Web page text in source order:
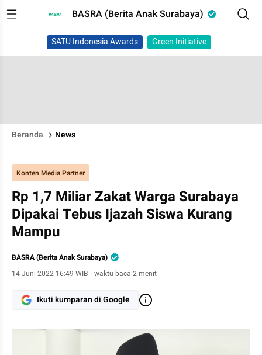
BASRA (Berita Anak Surabaya)
SATU Indonesia Awards Green Initiative
Beranda News
Konten Media Partner
Rp 1,7 Miliar Zakat Warga Surabaya
Dipakai Tebus Ijazah Siswa Kurang
Mampu
BASRA (Berita Anak Surabaya)
14 Juni 2022 16:49 WIB · waktu baca 2 menit
Ikuti kumparan di Google